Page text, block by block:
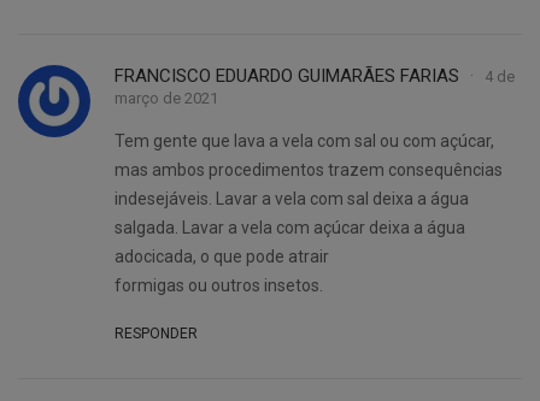
FRANCISCO EDUARDO GUIMARÃES FARIAS
4 de
março de 2021
Tem gente que lava a vela com sal ou com açúcar,
mas ambos procedimentos trazem consequências
indesejáveis. Lavar a vela com sal deixa a água
salgada. Lavar a vela com açúcar deixa a água
adocicada, o que pode atrair
formigas ou outros insetos.
RESPONDER